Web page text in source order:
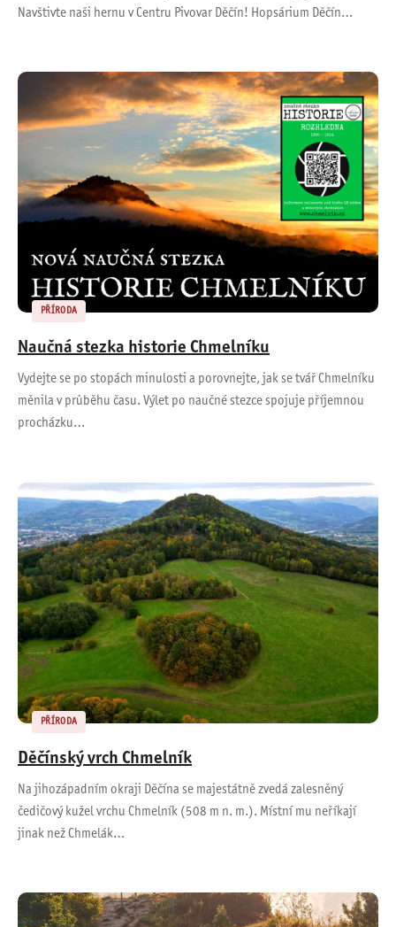
Navštivte naši hernu v Centru Pivovar Děčín! Hopsárium Děčín…
PŘÍRODA
Naučná stezka historie Chmelníku
Vydejte se po stopách minulosti a porovnejte, jak se tvář Chmelníku
měnila v průběhu času. Výlet po naučné stezce spojuje příjemnou
procházku…
PŘÍRODA
Děčínský vrch Chmelník
Na jihozápadním okraji Děčína se majestátně zvedá zalesněný
čedičový kužel vrchu Chmelník (508 m n. m.). Místní mu neříkají
jinak než Chmelák…